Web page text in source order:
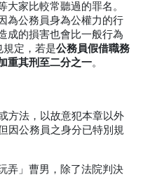
大家比較常聽過的罪名。
為公務員身為公權力的行
成的損害也會比一般行為
規定，若是公務員假借職務
重其刑至二分之一。
方法，以故意犯本章以外
因公務員之身分已特別規
弄」曹男，除了法院判決